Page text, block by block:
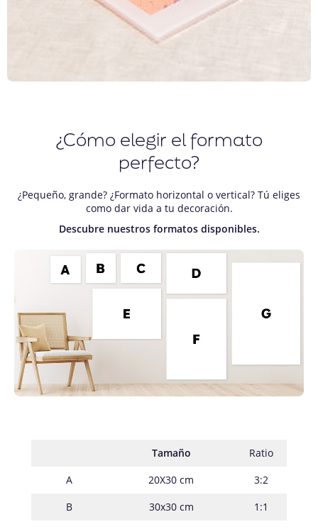
¿Cómo elegir el formato
perfecto?
¿Pequeño, grande? ¿Formato horizontal o vertical? Tú eliges
como dar vida a tu decoración.
Descubre nuestros formatos disponibles.
Tamaño
Ratio
A
20X30 cm
3:2
B
30x30 cm
1:1